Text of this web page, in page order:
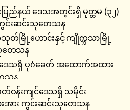
ြည်နယ် ဒေသအတွင်းရှိ မုတ္တမ (၃၂)
ကွင်းဆင်းသုတေသန
မြို့ဟောင်းနှင့် ကျိုက္ကသာမြို့
တေသန
ာ်ဒေသရှိ ပုဂံခေတ် အထောက်အထား
သန
ဝန်းကျင်​ဒေသရှိ သမိုင်း
အား ကွင်းဆင်းသုတေသန